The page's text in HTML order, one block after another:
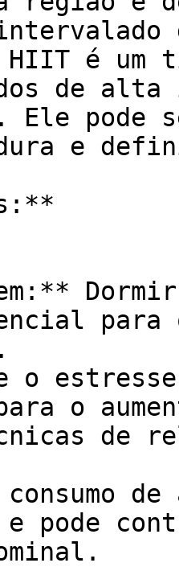
é um
de alta
Ele pode
e
para
o
o
de
pode